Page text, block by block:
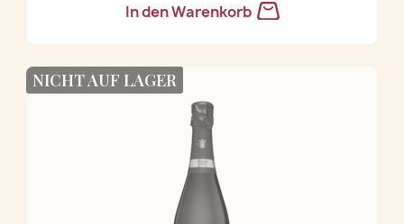
In den Warenkorb
NICHT AUF LAGER